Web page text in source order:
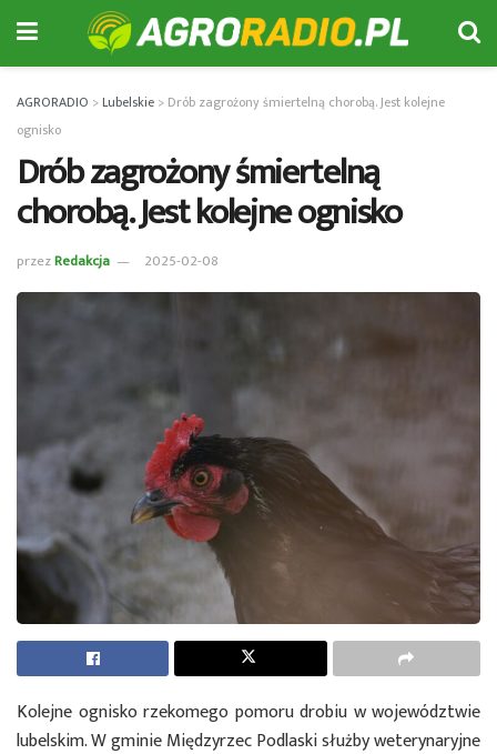
AGRORADIO >Lubelskie > Drób zagrożony śmiertelną chorobą. Jest kolejne
ognisko
Drób zagrożony śmiertelną
chorobą. Jest kolejne ognisko
przezRedakcja 2025-02-08
Kolejne ognisko rzekomego pomoru drobiu w województwie
lubelskim. W gminie Międzyrzec Podlaski służby weterynaryjne